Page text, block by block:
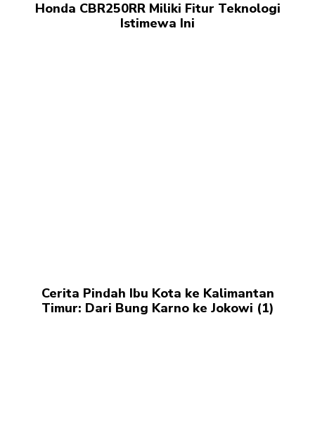
Honda CBR250RR Miliki Fitur Teknologi
Istimewa Ini
Cerita Pindah Ibu Kota ke Kalimantan
Timur: Dari Bung Karno ke Jokowi (1)